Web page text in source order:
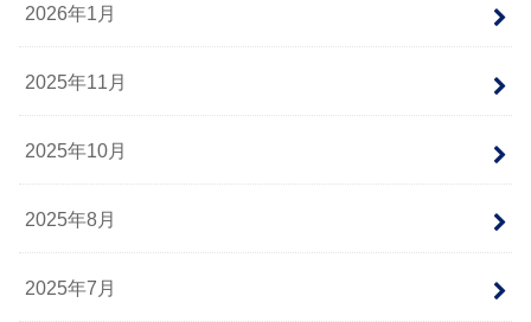
2026年1月
2025年11月
2025年10月
2025年8月
2025年7月